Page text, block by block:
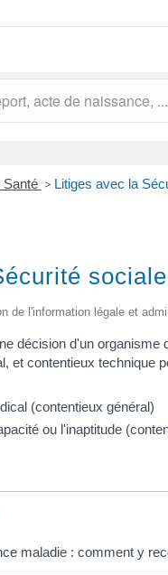
Santé > Litiges avec la
sociale
de l'information légale et
décision d'un
et contentieux technique
(contentieux général)
ou l'inaptitude
maladie : comment y